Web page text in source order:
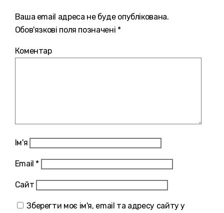
Ваша email адреса не буде опублікована.
Обов'язкові поля позначені *
Коментар
Ім'я
Email *
Сайт
Зберегти моє ім'я, email та адресу сайту у